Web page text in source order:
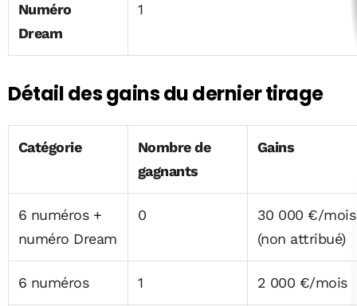
Numéro
Dream
1
Détail des gains du dernier tirage
Catégorie
Nombre de
gagnants
Gains
6 numéros +
numéro Dream
0
30 000 €/mois
(non attribué)
6 numéros 1 2 000 €/mois